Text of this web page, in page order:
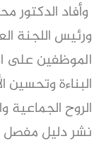
وأفاد الدكتور
ورئيس اللجنة
الموظفين على
البناءة وتحسين
الروح الجماعية
نشر دليل مفصل